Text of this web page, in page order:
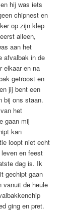
hij was iets
chipnest en
op zijn klep
alleen,
aan het
afvalbak in de
elkaar en na
getroost en
jij bent een
bij ons staan.
van het
gaan mij
kan
loopt niet echt
en feest
dag is. Ik
gechipt gaan
vanuit de heule
ging en pret.